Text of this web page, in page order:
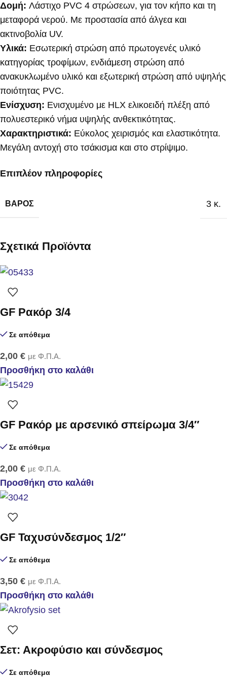
Δομή: Λάστιχο PVC 4 στρώσεων, για τον κήπο και τη
μεταφορά νερού. Με προστασία από άλγεα και
ακτινοβολία UV.
Υλικά: Εσωτερική στρώση από πρωτογενές υλικό
κατηγορίας τροφίμων, ενδιάμεση στρώση από
ανακυκλωμένο υλικό και εξωτερική στρώση από υψηλής
ποιότητας PVC.
Ενίσχυση: Ενισχυμένο με HLX ελικοειδή πλέξη από
πολυεστερικό νήμα υψηλής ανθεκτικότητας.
Χαρακτηριστικά: Εύκολος χειρισμός και ελαστικότητα.
Μεγάλη αντοχή στο τσάκισμα και στο στρίψιμο.
Επιπλέον πληροφορίες
ΒΆΡΟΣ 3 κ.
Σχετικά Προϊόντα
GF Ρακόρ 3/4
Σε απόθεμα
2,00 € με Φ.Π.Α.
Προσθήκη στο καλάθι
GF Ρακόρ με αρσενικό σπείρωμα 3/4″
Σε απόθεμα
2,00 € με Φ.Π.Α.
Προσθήκη στο καλάθι
GF Ταχυσύνδεσμος 1/2″
Σε απόθεμα
3,50 € με Φ.Π.Α.
Προσθήκη στο καλάθι
Σετ: Ακροφύσιο και σύνδεσμος
Σε απόθεμα